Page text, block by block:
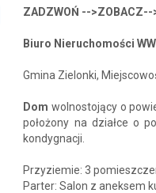
ZADZWOŃ -->ZOBACZ--
Biuro Nieruchomości
Gmina Zielonki,
Domwolnostojący o
położony na działce o
kondygnacji.
Przyziemie: 3
Parter: Salon z aneksem